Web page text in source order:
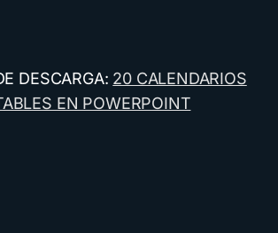
DESCARGA: 20 CALENDARIOS
EN POWERPOINT